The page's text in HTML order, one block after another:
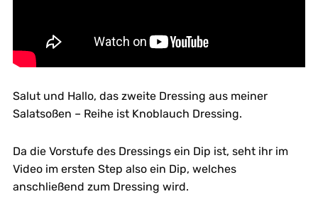
Salut und Hallo, das zweite Dressing aus meiner
Salatsoßen – Reihe ist Knoblauch Dressing.
Da die Vorstufe des Dressings ein Dip ist, seht ihr im
Video im ersten Step also ein Dip, welches
anschließend zum Dressing wird.